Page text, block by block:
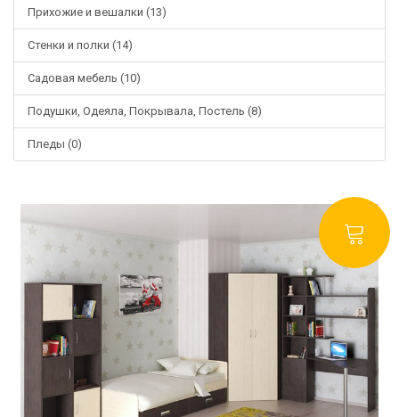
Прихожие и вешалки (13)
Стенки и полки (14)
Садовая мебель (10)
Подушки, Одеяла, Покрывала, Постель (8)
Пледы (0)